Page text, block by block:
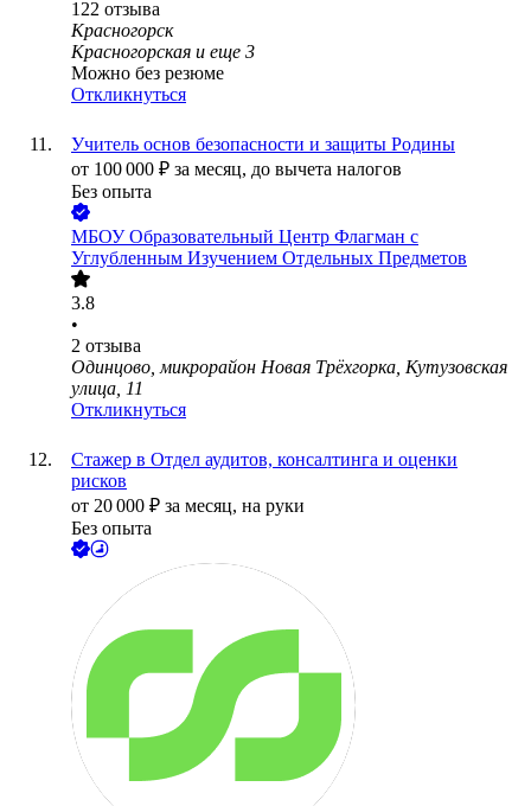
122 отзыва
Красногорск
Красногорская и еще 3
Можно без резюме
Откликнуться
Учитель основ безопасности и защиты Родины
от 100 000 ₽ за месяц, до вычета налогов
Без опыта
МБОУ Образовательный Центр Флагман с
Углубленным Изучением Отдельных Предметов
3.8
•
2 отзыва
Одинцово, микрорайон Новая Трёхгорка, Кутузовская
улица, 11
Откликнуться
Стажер в Отдел аудитов, консалтинга и оценки
рисков
от 20 000 ₽ за месяц, на руки
Без опыта